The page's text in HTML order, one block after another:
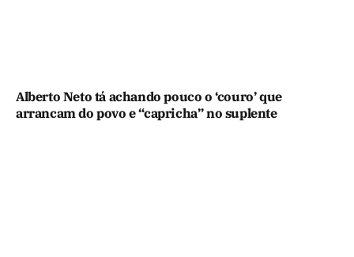
Alberto Neto tá achando pouco o ‘couro’ que
arrancam do povo e “capricha” no suplente